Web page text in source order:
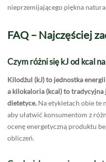
nieprzemijającego piękna
FAQ – Najczęściej
Czym różni się kJ od kcal
Kilodżul (kJ) to jednostka
a kilokaloria (kcal) to tradycyjna
dietetyce. Na etykietach obie te
aby ułatwić konsumentom z
ocenę energetyczną produktu
obliczeń.